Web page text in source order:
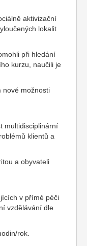
aktivizační
lokalit
při hledání
kurzu, naučili je
nové možnosti
multidisciplinární
klientů a
a obyvateli
v přímé péči
vzdělávání dle
rok.